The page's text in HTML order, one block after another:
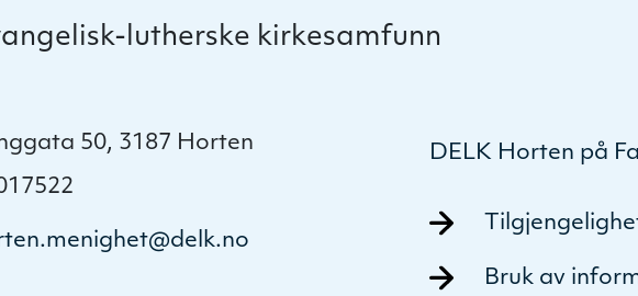
lutherske kirkesamfunn
50, 3187 Horten
DELK Horten på
Bruk av